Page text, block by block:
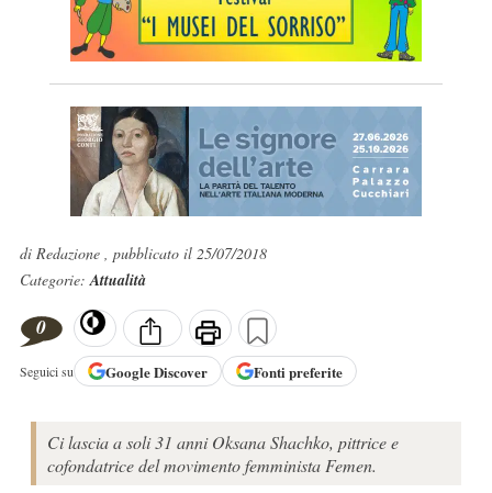
di Redazione , pubblicato il 25/07/2018
Categorie:Attualità
0
Seguici su GoogleDiscover Fonti preferite
Ci lascia a soli 31 anni Oksana Shachko, pittrice e
cofondatrice del movimento femminista Femen.